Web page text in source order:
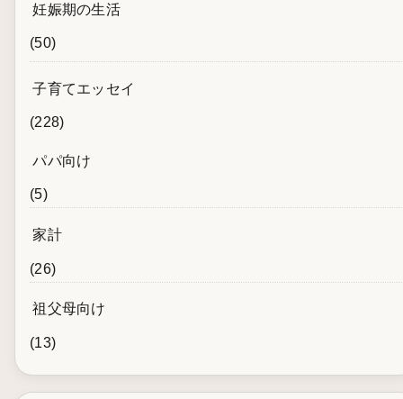
妊娠期の生活
(50)
子育てエッセイ
(228)
パパ向け
(5)
家計
(26)
祖父母向け
(13)